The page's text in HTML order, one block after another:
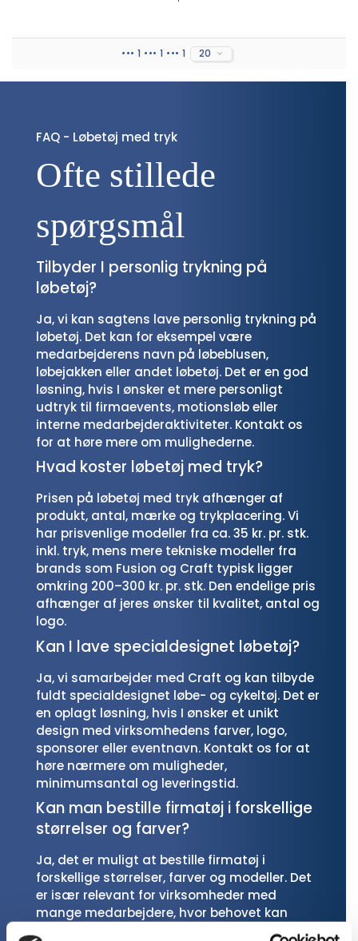
••• 1 ••• 1 ••• 1 20
FAQ - Løbetøj med tryk
Ofte stillede
spørgsmål
Tilbyder I personlig trykning på
løbetøj?
Ja, vi kan sagtens lave personlig trykning på
løbetøj. Det kan for eksempel være
medarbejderens navn på løbeblusen,
løbejakken eller andet løbetøj. Det er en god
løsning, hvis I ønsker et mere personligt
udtryk til firmaevents, motionsløb eller
interne medarbejderaktiviteter. Kontakt os
for at høre mere om mulighederne.
Hvad koster løbetøj med tryk?
Prisen på løbetøj med tryk afhænger af
produkt, antal, mærke og trykplacering. Vi
har prisvenlige modeller fra ca. 35 kr. pr. stk.
inkl. tryk, mens mere tekniske modeller fra
brands som Fusion og Craft typisk ligger
omkring 200–300 kr. pr. stk. Den endelige pris
afhænger af jeres ønsker til kvalitet, antal og
logo.
Kan I lave specialdesignet løbetøj?
Ja, vi samarbejder med Craft og kan tilbyde
fuldt specialdesignet løbe- og cykeltøj. Det er
en oplagt løsning, hvis I ønsker et unikt
design med virksomhedens farver, logo,
sponsorer eller eventnavn. Kontakt os for at
høre nærmere om muligheder,
minimumsantal og leveringstid.
Kan man bestille firmatøj i forskellige
størrelser og farver?
Ja, det er muligt at bestille firmatøj i
forskellige størrelser, farver og modeller. Det
er især relevant for virksomheder med
mange medarbejdere, hvor behovet kan